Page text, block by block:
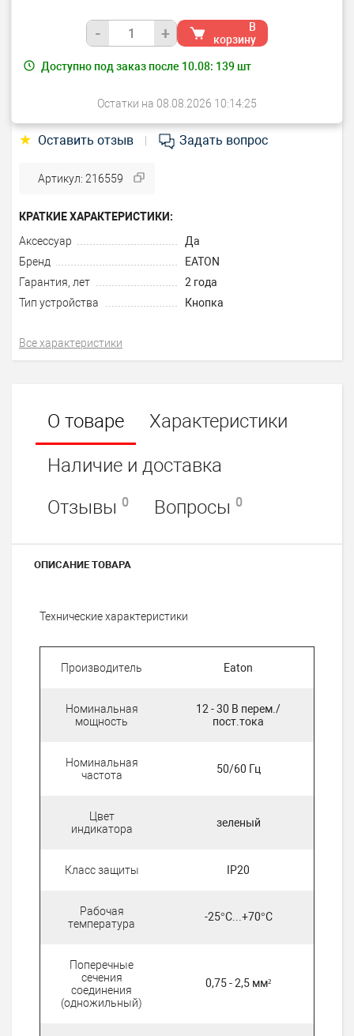
- +
В
корзину
Доступно под заказ после 10.08: 139шт
Остатки на 08.08.2026 10:14:25
★ Оставить отзыв Задать вопрос
Артикул: 216559
КРАТКИЕ ХАРАКТЕРИСТИКИ:
Аксессуар
Да
Бренд
EATON
Гарантия, лет
2 года
Тип устройства
Кнопка
Все характеристики
О товаре
Характеристики
Наличие и доставка
Отзывы 0 Вопросы 0
ОПИСАНИЕ ТОВАРА
Технические характеристики
Производитель Eaton
Номинальная
мощность
12 - 30 В перем./
пост.тока
Номинальная
частота
50/60 Гц
Цвет
индикатора
зеленый
Класс защиты IP20
Рабочая
температура
-25°C...+70°C
Поперечные
сечения
соединения
(одножильный)
0,75 - 2,5 мм²